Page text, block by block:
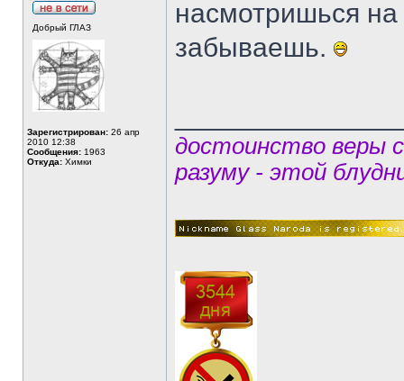
Добрый ГЛАЗ
Зарегистрирован: 26 апр
2010 12:38
Сообщения: 1963
Откуда: Химки
насмотришься
забываешь.
достоинство веры
разуму - этой